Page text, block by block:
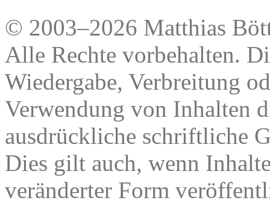
© 2003–2026 Matthias
Alle Rechte vorbehalten.
Wiedergabe, Verbreitung
Verwendung von Inhalten
ausdrückliche schriftliche
Dies gilt auch, wenn
veränderter Form